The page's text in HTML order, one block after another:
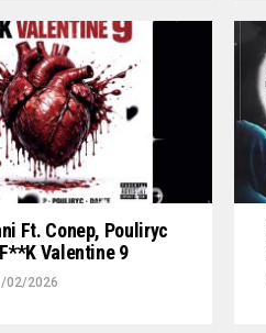
Ft. Conep, Pouliryc
Valentine 9
02/2026